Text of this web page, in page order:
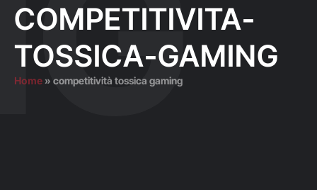
COMPETITIVITA-
TOSSICA-GAMING
Home » competitività tossica gaming